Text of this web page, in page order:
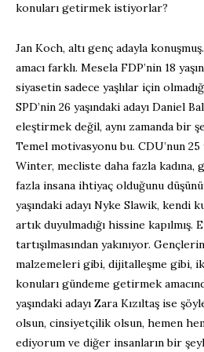
konuları getirmek istiyorlar?
Jan Koch, altı genç adayla
amacı farklı. Mesela FDP’nin 18
siyasetin sadece yaşlılar için
SPD’nin 26 yaşındaki adayı Daniel
eleştirmek değil, aynı zamanda bir
Temel motivasyonu bu. CDU’nun 25
Winter, mecliste daha fazla kadına,
fazla insana ihtiyaç olduğunu
yaşındaki adayı Nyke Slawik, kendi
artık duyulmadığı hissine kapılmış.
tartışılmasından yakınıyor.
malzemeleri gibi, dijitalleşme gibi,
konuları gündeme getirmek
yaşındaki adayı Zara Kızıltaş ise
olsun, cinsiyetçilik olsun, hemen
ediyorum ve diğer insanların bir